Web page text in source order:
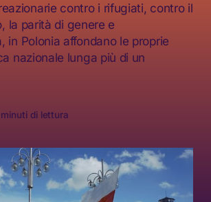
contro i rifugiati, contro il
la parità di genere e
in Polonia affondano le proprie
nazionale lunga più di un
di lettura